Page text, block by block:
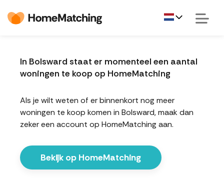
In Bolsward staat er momenteel een aantal
woningen te koop op HomeMatching
Als je wilt weten of er binnenkort nog meer
woningen te koop komen in Bolsward, maak dan
zeker een account op HomeMatching aan.
Bekijk op HomeMatching